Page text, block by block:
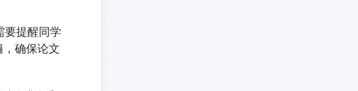
要提醒同学
确保论文